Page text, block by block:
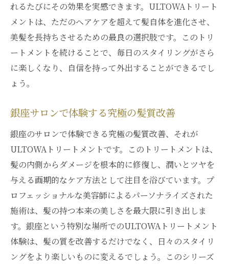
毎日のスタイリングが楽しくなるULTOWAトリ
ートメント
ULTOWAで毎日のスタイリングに変化を
スタイリングが楽になるULTOWAの秘密
毎日のケアを楽しくするULTOWAの効果
ULTOWAトリートメントでスタイルが決ま
る髪へ
ULTOWAトリートメントで引き出す髪本来の美
しさ
髪の美しさを最大限に引き出すULTOWAト
リートメント
髪本来の力を引き立てるULTOWAの効果
れるたびにその効果を実感できます。ULTOWAトリート
メントは、ただのヘアケアを超えて髪自体を進化させ、
美髪を長持ちさせるための最良の選択肢です。このトリ
ートメントを続けることで、毎日のスタイリングがさら
に楽しくなり、自信を持って外出することができるでし
ょう。
銀座サロンで体験する究極の髪質改善
銀座のサロンで体験できる究極の髪質改善、それが
ULTOWAトリートメントです。このトリートメントは、
髪の内側からダメージを根本的に修復し、潤いとツヤを
与える画期的なケア方法として注目を浴びています。プ
ロフェッショナルな美容師によるパーソナライズされた
施術は、髪の持つ本来の美しさを最大限に引き出しま
す。銀座という特別な場所でのULTOWAトリートメント
体験は、髪の質を改善するだけでなく、日々のスタイリ
ングをより楽しいものに変えるでしょう。このシリーズ